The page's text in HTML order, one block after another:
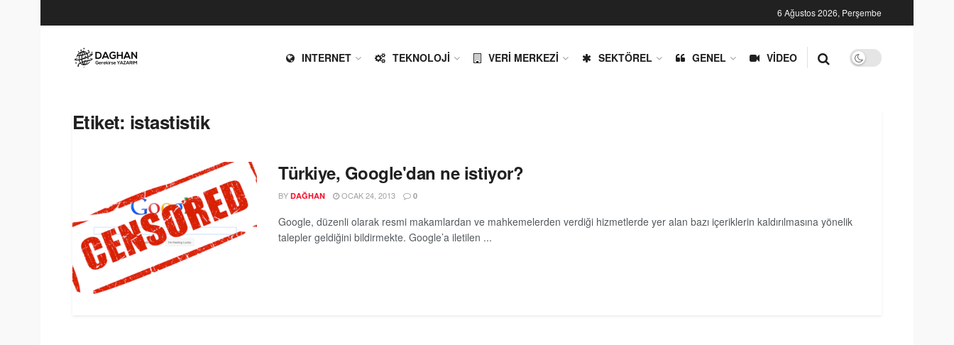
6 Ağustos 2026, Perşembe
INTERNET TEKNOLOJI VERI MERKEZI SEKTÖREL GENEL VIDEO
Etiket: istastistik
Türkiye, Google'dan ne istiyor?
BY DAĞHAN OCAK 24, 2013 0
Google, düzenli olarak resmi makamlardan ve mahkemelerden verdiği hizmetlerde yer alan bazı içeriklerin kaldırılmasına yönelik
talepler geldiğini bildirmekte. Google’a iletilen ...